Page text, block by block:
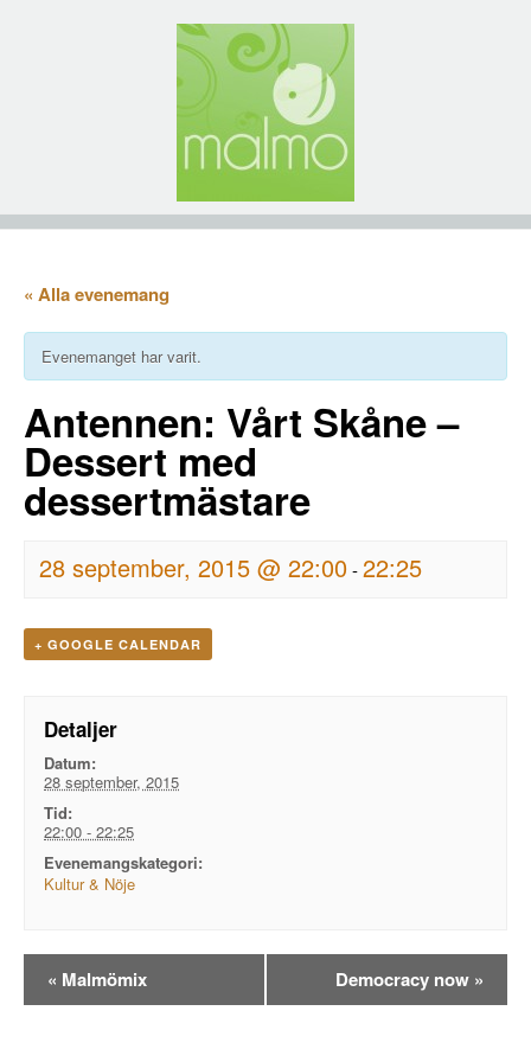
« Alla evenemang
Evenemanget har varit.
Antennen: Vårt Skåne –
Dessert med
dessertmästare
28 september, 2015 @ 22:00-22:25
+ GOOGLE CALENDAR
Detaljer
Datum:
28 september, 2015
Tid:
22:00 - 22:25
Evenemangskategori:
Kultur & Nöje
Evenemangsnavigation
« Malmömix Democracy now »